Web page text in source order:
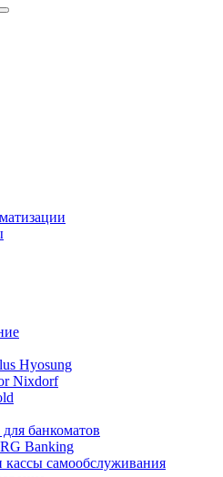
Hyosung
Nixdorf
банкоматов
Banking
самообслуживания